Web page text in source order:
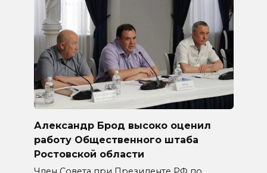
Александр Брод высоко оценил
работу Общественного штаба
Ростовской области